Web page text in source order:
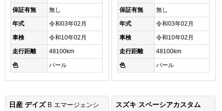
保証有無
無し
年式
令和03年02月
車検
令和10年02月
走行距離
48100km
色
パール
保証有無
無し
年式
令和03年02月
車検
令和10年02月
走行距離
48100km
色
パール
日産 デイズ B エマージェンシ
スズキ スペーシアカスタム